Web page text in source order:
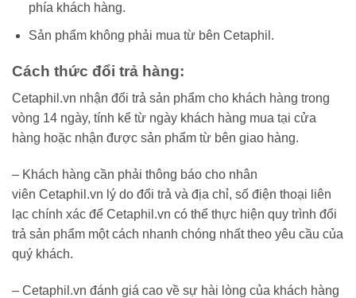
phía khách hàng.
Sản phẩm không phải mua từ bên Cetaphil.
Cách thức đổi trả hàng:
Cetaphil.vn nhận đổi trả sản phẩm cho khách hàng trong
vòng 14 ngày, tính kể từ ngày khách hàng mua tại cửa
hàng hoặc nhận được sản phẩm từ bên giao hàng.
– Khách hàng cần phải thông báo cho nhân
viên Cetaphil.vn lý do đổi trả và địa chỉ, số điện thoại liên
lạc chính xác để Cetaphil.vn có thể thực hiện quy trình đổi
trả sản phẩm một cách nhanh chóng nhất theo yêu cầu của
quý khách.
– Cetaphil.vn đánh giá cao về sự hài lòng của khách hàng